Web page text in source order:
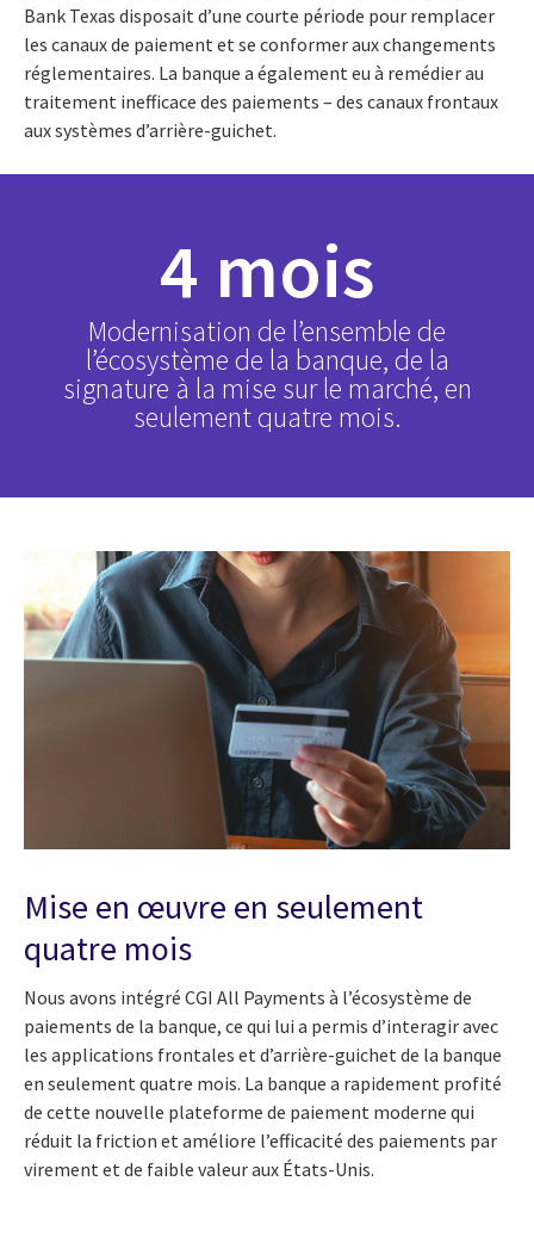
Bank Texas disposait d’une courte période pour remplacer
les canaux de paiement et se conformer aux changements
réglementaires. La banque a également eu à remédier au
traitement inefficace des paiements – des canaux frontaux
aux systèmes d’arrière-guichet.
4 mois
Modernisation de l’ensemble de
l’écosystème de la banque, de la
signature à la mise sur le marché, en
seulement quatre mois.
Mise en œuvre en seulement
quatre mois
Nous avons intégré CGI All Payments à l’écosystème de
paiements de la banque, ce qui lui a permis d’interagir avec
les applications frontales et d’arrière-guichet de la banque
en seulement quatre mois. La banque a rapidement profité
de cette nouvelle plateforme de paiement moderne qui
réduit la friction et améliore l’efficacité des paiements par
virement et de faible valeur aux États-Unis.